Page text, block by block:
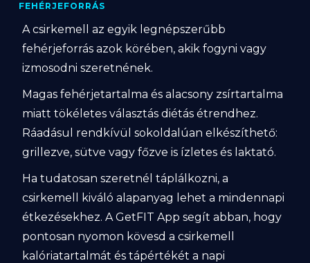
FEHÉRJEFORRÁS
A csirkemell az egyik legnépszerűbb
fehérjeforrás azok körében, akik fogyni vagy
izmosodni szeretnének.
Magas fehérjetartalma és alacsony zsírtartalma
miatt tökéletes választás diétás étrendhez.
Ráadásul rendkívül sokoldalúan elkészíthető:
grillezve, sütve vagy főzve is ízletes és laktató.
Ha tudatosan szeretnél táplálkozni, a
csirkemell kiváló alapanyag lehet a mindennapi
étkezésekhez. A GetFIT App segít abban, hogy
pontosan nyomon kövesd a csirkemell
kalóriatartalmát és tápértékét a napi